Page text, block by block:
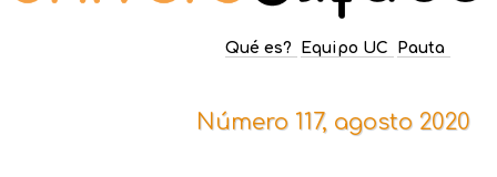
Qué es? Equipo UC Pauta
Número 117, agosto 2020